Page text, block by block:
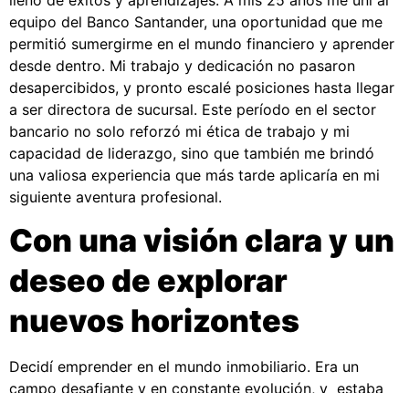
equipo del Banco Santander, una oportunidad que me
permitió sumergirme en el mundo financiero y aprender
desde dentro. Mi trabajo y dedicación no pasaron
desapercibidos, y pronto escalé posiciones hasta llegar
a ser directora de sucursal. Este período en el sector
bancario no solo reforzó mi ética de trabajo y mi
capacidad de liderazgo, sino que también me brindó
una valiosa experiencia que más tarde aplicaría en mi
siguiente aventura profesional.
Con una visión clara y un
deseo de explorar
nuevos horizontes
Decidí emprender en el mundo inmobiliario. Era un
campo desafiante y en constante evolución, y estaba